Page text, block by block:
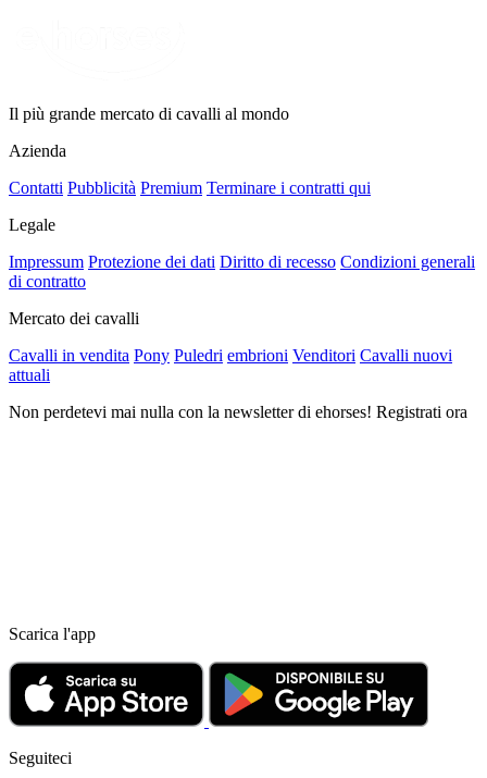
Il più grande mercato di cavalli al mondo
Azienda
Contatti Pubblicità Premium Terminare i contratti qui
Legale
Impressum Protezione dei dati Diritto di recesso Condizioni generali
di contratto
Mercato dei cavalli
Cavalli in vendita Pony Puledri embrioni Venditori Cavalli nuovi
attuali
Non perdetevi mai nulla con la newsletter di ehorses! Registrati ora
Scarica l'app
Seguiteci